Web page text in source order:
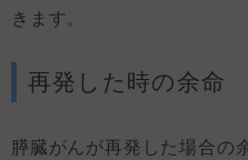
きます。
再発した時の余命
膵臓がんが再発した場合の